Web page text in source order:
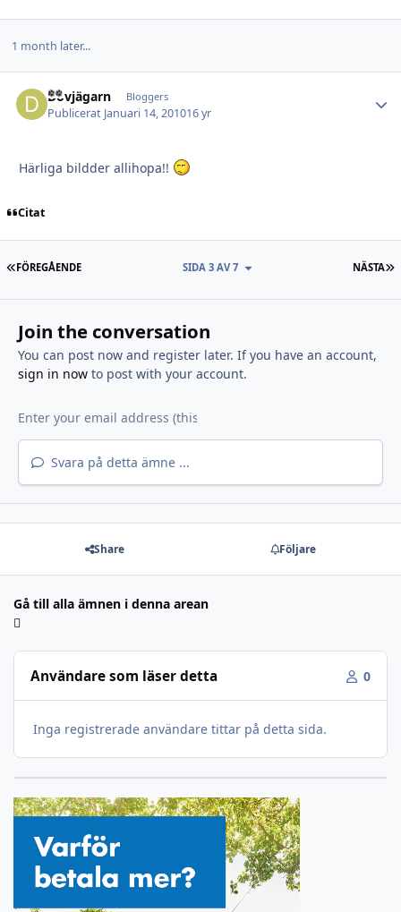
1 month later...
Dovjägarn Bloggers
Publicerat Januari 14, 201016 yr
Härliga bildder allihopa!!
Citat
FÖRSTA SIDAN
FÖREGÅENDE NÄSTA
SIDA 3 AV 7
Join the conversation
You can post now and register later. If you have an account,
sign in nowto post with your account.
Svara på detta ämne ...
Share Följare
Gå till alla ämnen i denna arean
Användare som läser detta 0
Inga registrerade användare tittar på detta sida.